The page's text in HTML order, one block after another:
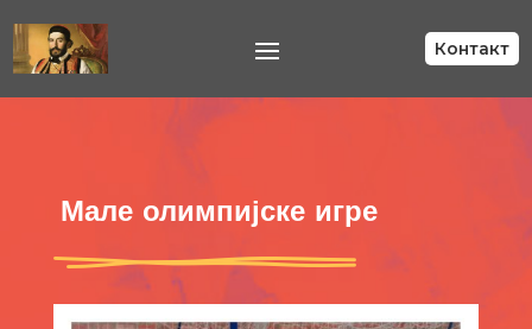
Контакт
Мале олимпијске игре